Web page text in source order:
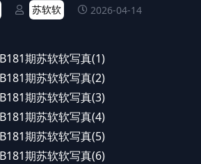
苏软软 2026-04-14